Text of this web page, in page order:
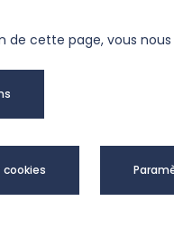
de cette page, vous